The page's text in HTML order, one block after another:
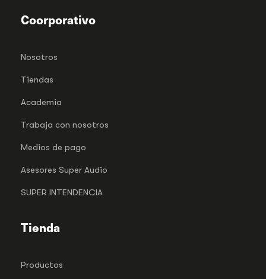
Coorporativo
Nosotros
Tiendas
Academia
Trabaja con nosotros
Medios de pago
Asesores Super Audio
SUPER INTENDENCIA
Tienda
Productos